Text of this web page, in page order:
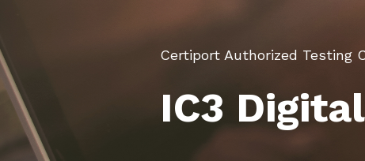
Certiport Authorized Testing
IC3